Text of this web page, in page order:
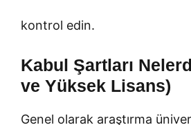
kontrol edin.
Kabul Şartları
ve Yüksek Lisans)
Genel olarak araştırma